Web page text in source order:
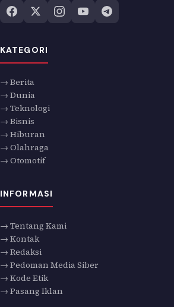
KATEGORI
→ Berita
→ Dunia
→ Teknologi
→ Bisnis
→ Hiburan
→ Olahraga
→ Otomotif
INFORMASI
→ Tentang Kami
→ Kontak
→ Redaksi
→ Pedoman Media Siber
→ Kode Etik
→ Pasang Iklan